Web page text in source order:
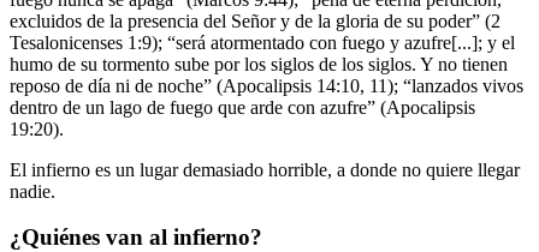
excluidos de la presencia del Señor y de la gloria de su poder” (2
Tesalonicenses 1:9); “será atormentado con fuego y azufre[...]; y el
humo de su tormento sube por los siglos de los siglos. Y no tienen
reposo de día ni de noche” (Apocalipsis 14:10, 11); “lanzados vivos
dentro de un lago de fuego que arde con azufre” (Apocalipsis
19:20).
El infierno es un lugar demasiado horrible, a donde no quiere llegar
nadie.
¿Quiénes van al infierno?